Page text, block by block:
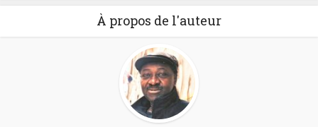
À propos de l'auteur